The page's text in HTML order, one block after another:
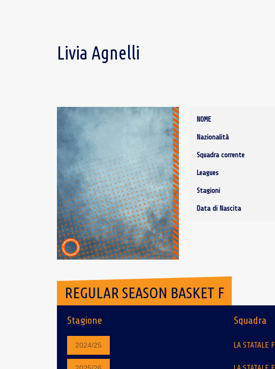
Livia Agnelli
NOME
Nazionalità
Squadra corrente
Leagues
Stagioni
Data di Nascita
REGULAR SEASON BASKET F
Stagione Squadra
2024/25 LA STATALE F